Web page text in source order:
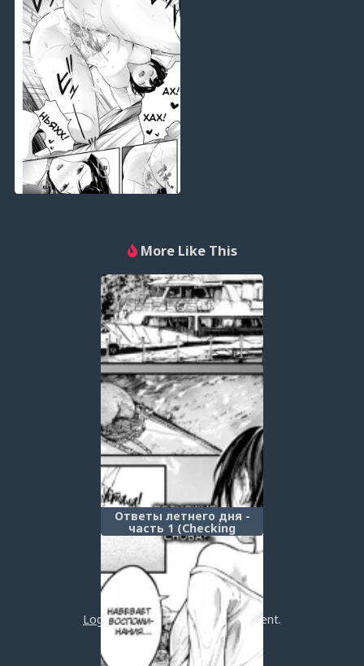
More Like This
Ответы летнего дня -
часть 1 (Checking
Answers on a Summer Day
- Part 1)
Post a comment
Loginorregisterto post a comment.
Добавить комментарий